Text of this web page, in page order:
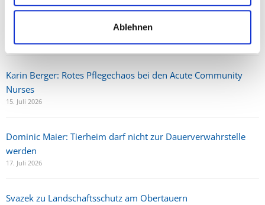
Ablehnen
Karkogel/Abtenau: Svazek freut sich über gemeinsame Lösung
und Perspektive für die Region
Karin Berger: Rotes Pflegechaos bei den Acute Community
Nurses
15. Juli 2026
Dominic Maier: Tierheim darf nicht zur Dauerverwahrstelle
werden
17. Juli 2026
Svazek zu Landschaftsschutz am Obertauern